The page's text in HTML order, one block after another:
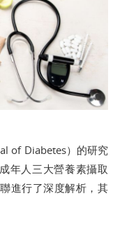
of Diabetes）的研究
年人三大營養素攝取
進行了深度解析，其